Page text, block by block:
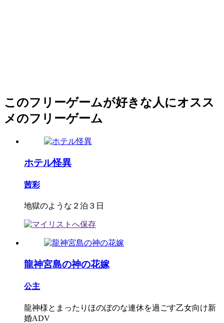
このフリーゲームが好きな人にオスス
メのフリーゲーム
ホテル怪異
茜彩
地獄のような２泊３日
龍神宮島の神の花嫁
公主
龍神様とまったりほのぼのな連休を過ごす乙女向け新
婚ADV